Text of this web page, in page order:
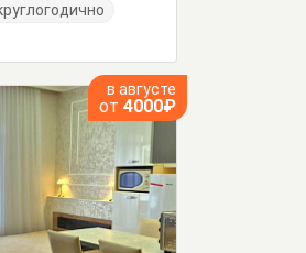
в августе
от 4000₽